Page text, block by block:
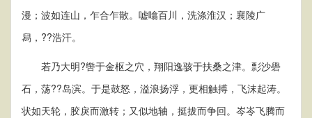
漫；波如连山，乍合乍散。嘘噏百川，洗涤淮汉；襄陵广
舄，??浩汗。
若乃大明?辔于金枢之穴，翔阳逸骇于扶桑之津。彯沙礐
石，荡??岛滨。于是鼓怒，溢浪扬浮，更相触搏，飞沫起涛。
状如天轮，胶戾而激转；又似地轴，挺拔而争回。岑岺飞腾而